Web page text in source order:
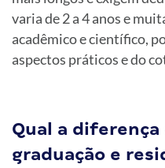
varia de 2 a 4 anos e
acadêmico e científico,
aspectos práticos e do
Qual a
graduação e